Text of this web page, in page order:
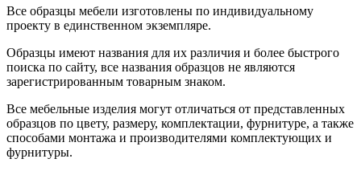
Все образцы мебели изготовлены по индивидуальному
проекту в единственном экземпляре.
Образцы имеют названия для их различия и более быстрого
поиска по сайту, все названия образцов не являются
зарегистрированным товарным знаком.
Все мебельные изделия могут отличаться от представленных
образцов по цвету, размеру, комплектации, фурнитуре, а также
способами монтажа и производителями комплектующих и
фурнитуры.